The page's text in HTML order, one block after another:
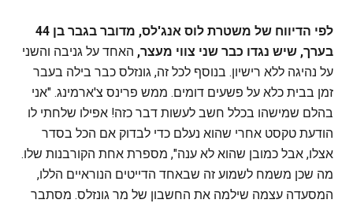
לפי הדיווח של משטרת לוס אנג'לס, מדובר בגבר בן 44
בערך, שיש נגדו כבר שני צווי מעצר, האחד על גניבה והשני
על נהיגה ללא רישיון. בנוסף לכל זה, גונזלס כבר בילה בעבר
זמן בבית כלא על פשעים דומים. ממש פרינס צ'ארמינג. "אני
בהלם שמישהו בכלל חשב לעשות דבר כזה! אפילו שלחתי לו
הודעת טקסט אחרי שהוא נעלם כדי לבדוק אם הכל בסדר
אצלו, אבל כמובן שהוא לא ענה", מספרת אחת הקורבנות שלו.
מה שכן משמח לשמוע זה שבאחד הדייטים הנוראיים הללו,
המסעדה עצמה שילמה את החשבון של מר גונזלס. מסתבר